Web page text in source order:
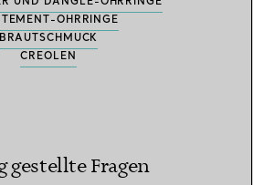
OHRRINGE
BRAUTSCHMUCK
CREOLEN
gestellte Fragen